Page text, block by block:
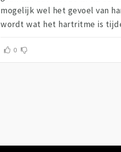
mogelijk wel het gevoel van
wordt wat het hartritme is
0